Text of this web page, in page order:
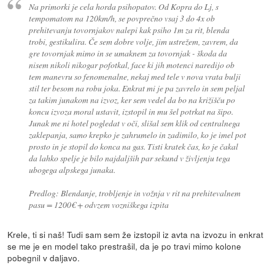
Na primorki je cela horda psihopatov. Od Kopra do Lj, s
tempomatom na 120km/h, se povprečno vsaj 3 do 4x ob
prehitevanju tovornjakov nalepi kak psiho 1m za rit, blenda
trobi, gestikulira. Če sem dobre volje, jim ustrežem, zavrem, da
gre tovornjak mimo in se umaknem za tovornjak - škoda da
nisem nikoli nikogar pofotkal, face ki jih motenci naredijo ob
tem manevru so fenomenalne, nekaj med tele v nova vrata bulji
stil ter besom na robu joka. Enkrat mi je pa zavrelo in sem peljal
za takim junakom na izvoz, ker sem vedel da bo na križišču po
koncu izvoza moral ustavit, izstopil in mu šel potrkat na šipo.
Junak me ni hotel pogledat v oči, slišal sem klik od centralnega
zaklepanja, samo krepko je zahrumelo in zadimilo, ko je imel pot
prosto in je stopil do konca na gas. Tisti kratek čas, ko je čakal
da lahko spelje je bilo najdaljših par sekund v življenju tega
ubogega alpskega junaka.
Predlog: Blendanje, trobljenje in vožnja v rit na prehitevalnem
pasu = 1200€ + odvzem vozniškega izpita
Krele, ti si naš! Tudi sam sem že izstopil iz avta na izvozu in enkrat
se me je en model tako prestrašil, da je po travi mimo kolone
pobegnil v daljavo.